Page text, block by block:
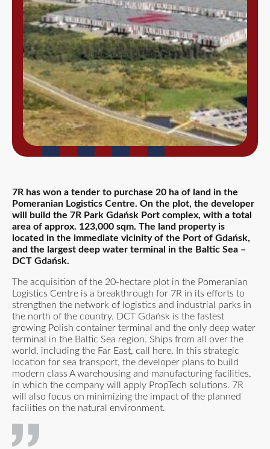
7R has won a tender to purchase 20 ha of land in the
Pomeranian Logistics Centre. On the plot, the developer
will build the 7R Park Gdańsk Port complex, with a total
area of approx. 123,000 sqm. The land property is
located in the immediate vicinity of the Port of Gdańsk,
and the largest deep water terminal in the Baltic Sea –
DCT Gdańsk.
The acquisition of the 20-hectare plot in the Pomeranian
Logistics Centre is a breakthrough for 7R in its efforts to
strengthen the network of logistics and industrial parks in
the north of the country. DCT Gdańsk is the fastest
growing Polish container terminal and the only deep water
terminal in the Baltic Sea region. Ships from all over the
world, including the Far East, call here. In this strategic
location for sea transport, the developer plans to build
modern class A warehousing and manufacturing facilities,
in which the company will apply PropTech solutions. 7R
will also focus on minimizing the impact of the planned
facilities on the natural environment.